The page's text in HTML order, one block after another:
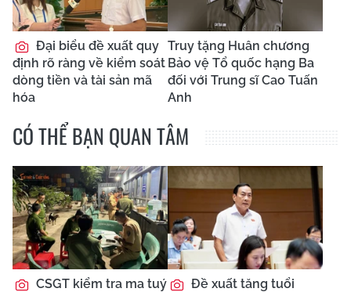
Đại biểu đề xuất quy
định rõ ràng về kiểm soát
dòng tiền và tài sản mã
hóa
Truy tặng Huân chương
Bảo vệ Tổ quốc hạng Ba
đối với Trung sĩ Cao Tuấn
Anh
CÓ THỂ BẠN QUAN TÂM
CSGT kiểm tra ma tuý
Đề xuất tăng tuổi